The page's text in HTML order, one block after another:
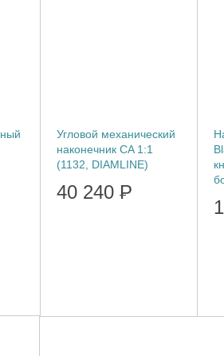
Угловой механический
наконечник CA 1:1
(1132, DIAMLINE)
40 240 Р